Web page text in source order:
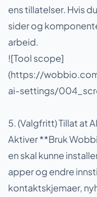
ens tillatelser. Hvis
sider og
arbeid.
![Tool scope]
(https://
ai-settings/
5. (Valgfritt) Tillat at
Aktiver **Bruk
en skal kunne
apper og endre
kontaktskjemaer,